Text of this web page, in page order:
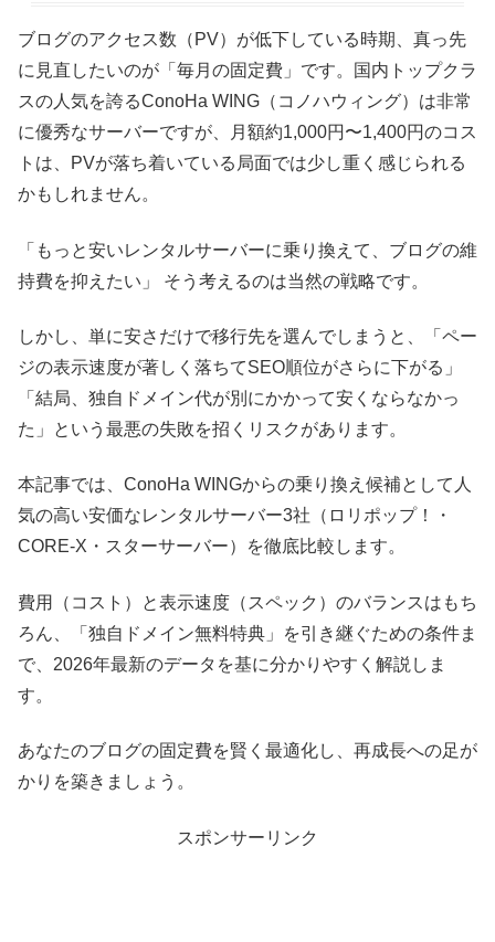
ブログのアクセス数（PV）が低下している時期、真っ先
に見直したいのが「毎月の固定費」です。国内トップクラ
スの人気を誇るConoHa WING（コノハウィング）は非常
に優秀なサーバーですが、月額約1,000円〜1,400円のコス
トは、PVが落ち着いている局面では少し重く感じられる
かもしれません。
「もっと安いレンタルサーバーに乗り換えて、ブログの維
持費を抑えたい」 そう考えるのは当然の戦略です。
しかし、単に安さだけで移行先を選んでしまうと、「ペー
ジの表示速度が著しく落ちてSEO順位がさらに下がる」
「結局、独自ドメイン代が別にかかって安くならなかっ
た」という最悪の失敗を招くリスクがあります。
本記事では、ConoHa WINGからの乗り換え候補として人
気の高い安価なレンタルサーバー3社（ロリポップ！・
CORE-X・スターサーバー）を徹底比較します。
費用（コスト）と表示速度（スペック）のバランスはもち
ろん、「独自ドメイン無料特典」を引き継ぐための条件ま
で、2026年最新のデータを基に分かりやすく解説しま
す。
あなたのブログの固定費を賢く最適化し、再成長への足が
かりを築きましょう。
スポンサーリンク